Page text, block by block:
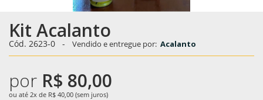
Kit Acalanto
Cód. 2623-0 - Vendido e entregue por: Acalanto
por R$ 80,00
ou até 2x de R$ 40,00 (sem juros)